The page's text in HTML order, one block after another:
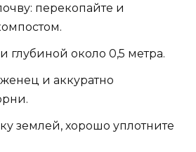
перекопайте и
глубиной около 0,5 метра.
и аккуратно
землей, хорошо уплотните